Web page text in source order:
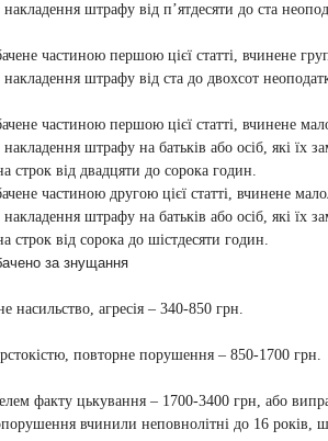
штрафу від п’ятдесяти до ста
частиною першою цієї статті, вчинене
штрафу від ста до двохсот
частиною першою цієї статті, вчинене
штрафу на батьків або осіб, які їх
строк від двадцяти до сорока годин.
частиною другою цієї статті, вчинене
штрафу на батьків або осіб, які їх
строк від сорока до шістдесяти годин.
за знущання
насильство, агресія – 340-850 грн.
повторне порушення – 850-1700 грн.
факту цькування – 1700-3400 грн, або
вчинили неповнолітні до 16 років,